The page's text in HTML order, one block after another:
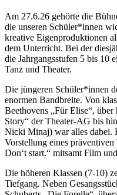
Am 27.6.26 gehörte die
die unseren Schüler*innen
kreative Eigenproduktionen
dem Unterricht. Bei der
die Jahrgangsstufen 5 bis 10
Tanz und Theater.
Die jüngeren Schüler*innen
enormen Bandbreite. Von
Beethovens „Für Elise“,
Story“ der Theater-AG bis
Nicki Minaj) war alles dabei.
Vorstellung eines präventiven
Don‘t start.“ mitsamt Film
Die höheren Klassen (7-10)
Tiefgang. Neben